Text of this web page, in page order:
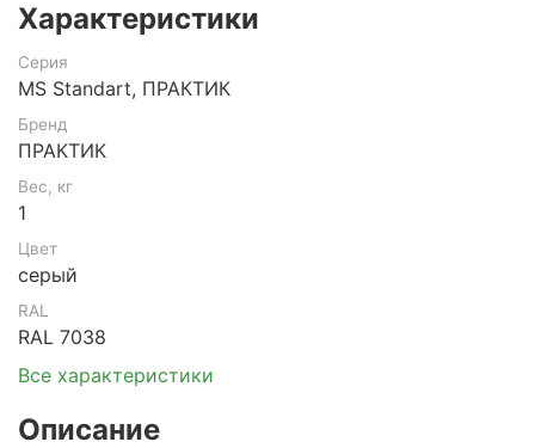
Характеристики
Серия
MS Standart, ПРАКТИК
Бренд
ПРАКТИК
Вес, кг
1
Цвет
серый
RAL
RAL 7038
Все характеристики
Описание